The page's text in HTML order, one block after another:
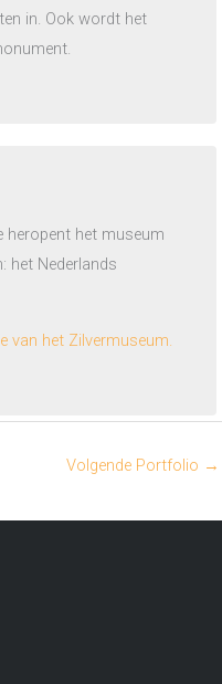
in. Ook wordt het
heropent het museum
het Nederlands
van het Zilvermuseum.
Volgende Portfolio →